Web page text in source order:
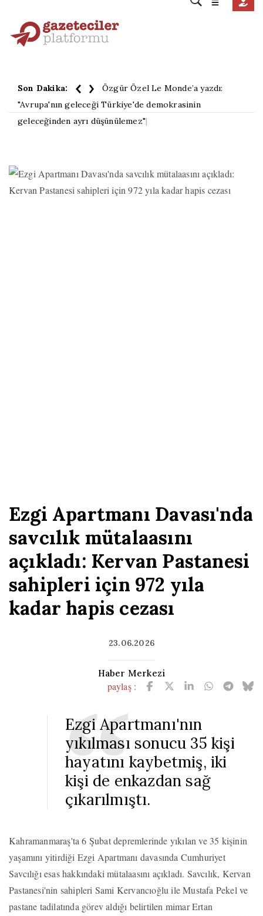
Son Dakika:
Özgür Özel Le Monde’a yazdı:
"Avrupa'nın geleceği Türkiye'de demokrasinin
geleceğinden ayrı düşünülemez"|
Ezgi Apartmanı Davası'nda
savcılık mütalaasını
açıkladı: Kervan Pastanesi
sahipleri için 972 yıla
kadar hapis cezası
23.06.2026
Haber Merkezi
paylaş :
Ezgi Apartmanı'nın
yıkılması sonucu 35 kişi
hayatını kaybetmiş, iki
kişi de enkazdan sağ
çıkarılmıştı.
Kahramanmaraş'ta 6 Şubat depremlerinde yıkılan ve 35 kişinin
yaşamını yitirdiği Ezgi Apartmanı davasında Cumhuriyet
Savcılığı esas hakkındaki mütalaasını açıkladı. Savcılık, Kervan
Pastanesi'nin sahipleri Sami Kervancıoğlu ile Mustafa Pekel ve
pastane tadilatında görev aldığı belirtilen mimar Ertan